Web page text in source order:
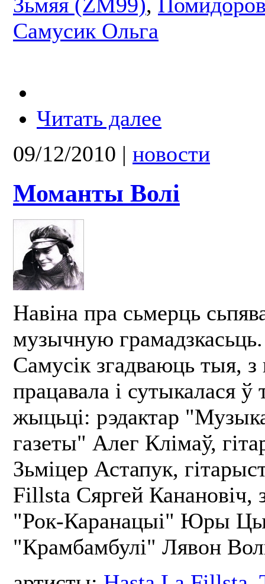
Самусик Ольга
Читать далее
09/12/2010 | новости
Моманты Волі
Навіна пра сьмерць
музычную
Самусік згадваюць тыя, з
працавала і сутыкалася
жыцьці: рэдактар
газеты" Алег Клімаў,
Зьміцер Астапук,
Fillsta Сяргей Канановіч,
"Рок-Каранацыі" Юры
"Крамбамбулі" Лявон